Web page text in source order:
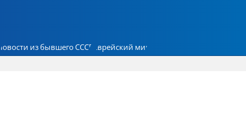
Новости из бывшего СССР Еврейский мир